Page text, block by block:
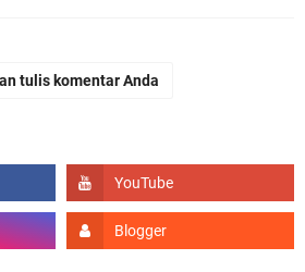
tulis komentar Anda